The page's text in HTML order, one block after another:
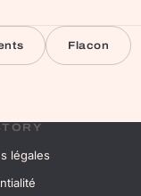
Flacon
légales